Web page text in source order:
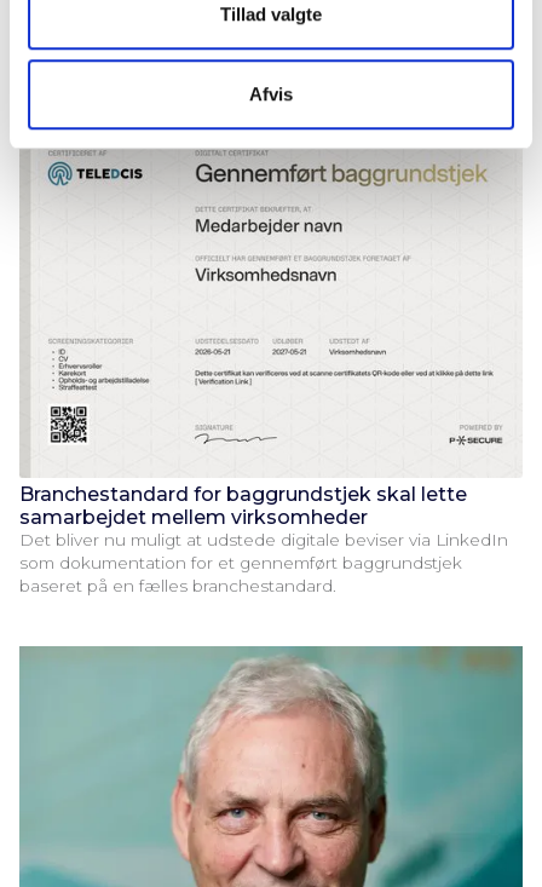
Tillad valgte
Afvis
P-Secure strengthens its board of directors and advisory
defense, public management and the IT industry.
Branchestandard for baggrundstjek skal lette
samarbejdet mellem virksomheder
Det bliver nu muligt at udstede digitale beviser via LinkedIn
som dokumentation for et gennemført baggrundstjek
baseret på en fælles branchestandard.